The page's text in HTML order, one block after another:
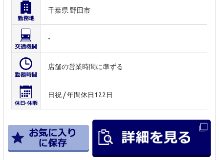
千葉県 野田市
-
店舗の営業時間に準ずる
日祝 / 年間休日122日